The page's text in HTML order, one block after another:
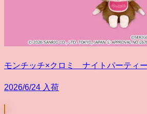
モンチッチ×クロミ ナイトパーティ
2026/6/24 入荷